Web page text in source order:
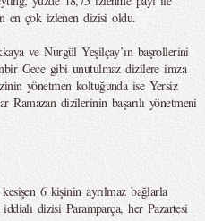
en çok izlenen dizisi oldu.
ve Nurgül Yeşilçay’ın başrollerini
Gece gibi unutulmaz dizilere imza
yönetmen koltuğunda ise Yersiz
Ramazan dizilerinin başarılı yönetmeni
6 kişinin ayrılmaz bağlarla
dizisi Paramparça, her Pazartesi